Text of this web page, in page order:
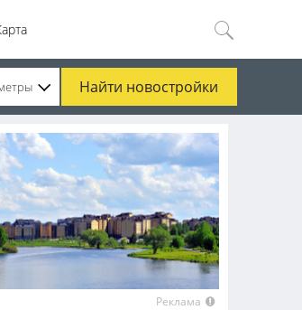
Найти новостройки
Реклама